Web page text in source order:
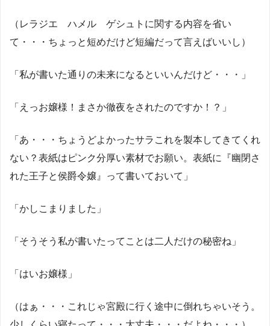
（レラジエ ハメル ゲシュトに関する内容を省い
て・・・ちょっと短めだけど短編だって言えばいいし）
「私が書いた通りの未来になるといいんだけど・・・」
「えっお嬢様！まさか徹夜をされたのですか！？」
「あ・・・ちょうどよかったサラこれを製本してきてくれ
ない？表紙はピンク分厚い素材でお願い。表紙に『幽閉さ
れた王子と侯爵令嬢』って書いておいて」
「かしこまりました」
「そうそう私が書いたってことは二人だけの秘密ね」
「はいお嬢様」
（はぁ・・・これじゃ宮殿に行く途中に倒れちゃいそう。